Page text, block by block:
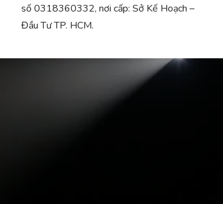
số 0318360332, nơi cấp: Sở Kế Hoạch –
Đầu Tư TP. HCM.